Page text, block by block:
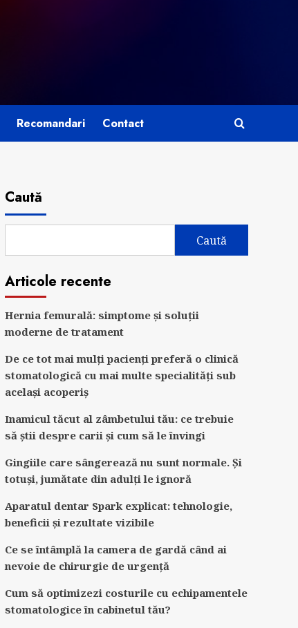
Recomandari Contact
Caută
Caută
Articole recente
Hernia femurală: simptome și soluții
moderne de tratament
De ce tot mai mulți pacienți preferă o clinică
stomatologică cu mai multe specialități sub
același acoperiș
Inamicul tăcut al zâmbetului tău: ce trebuie
să știi despre carii și cum să le învingi
Gingiile care sângerează nu sunt normale. Și
totuși, jumătate din adulți le ignoră
Aparatul dentar Spark explicat: tehnologie,
beneficii și rezultate vizibile
Ce se întâmplă la camera de gardă când ai
nevoie de chirurgie de urgență
Cum să optimizezi costurile cu echipamentele
stomatologice în cabinetul tău?